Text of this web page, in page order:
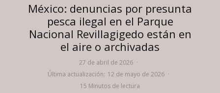
México: denuncias por presunta
pesca ilegal en el Parque
Nacional Revillagigedo están en
el aire o archivadas
27 de abril de 2026 ·
Última actualización: 12 de mayo de 2026 ·
15 Minutos de lectura